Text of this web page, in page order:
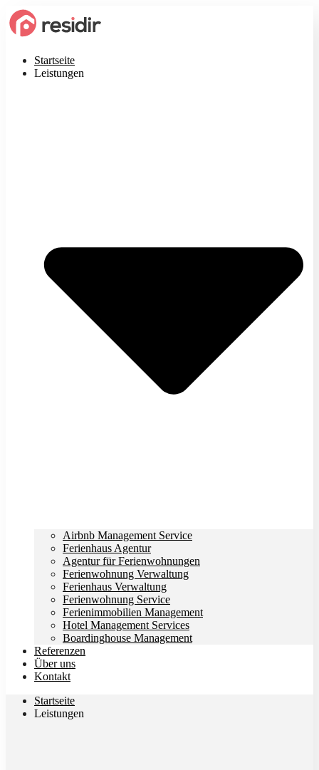
Startseite
Leistungen
Airbnb Management Service
Ferienhaus Agentur
Agentur für Ferienwohnungen
Ferienwohnung Verwaltung
Ferienhaus Verwaltung
Ferienwohnung Service
Ferienimmobilien Management
Hotel Management Services
Boardinghouse Management
Referenzen
Über uns
Kontakt
Startseite
Leistungen